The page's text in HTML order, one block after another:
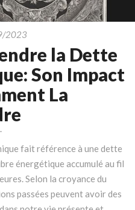
2023Comprendre
la
Dette
Karmique:
Son
La
Résoudre
la Dette
Son Impact
La
fait référence à une dette
énergétique accumulé au fil
Selon la croyance du
passées peuvent avoir des